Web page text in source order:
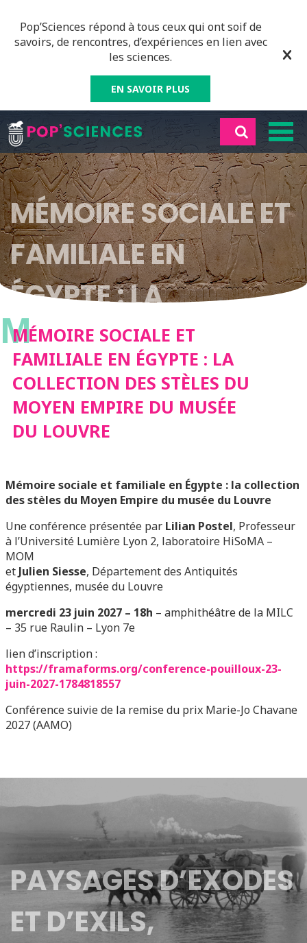
Pop’Sciences répond à tous ceux qui ont soif de
savoirs, de rencontres, d’expériences en lien avec
les sciences.
EN SAVOIR PLUS
MÉMOIRE SOCIALE ET
FAMILIALE EN
ÉGYPTE : LA
COLLECTION DES
STÈLES DU MOYEN
EMPIRE DU MUSÉE DU
M
MÉMOIRE SOCIALE ET
FAMILIALE EN ÉGYPTE : LA
COLLECTION DES STÈLES DU
MOYEN EMPIRE DU MUSÉE
DU LOUVRE
Mémoire sociale et familiale en Égypte : la collection
des stèles du Moyen Empire du musée du Louvre
Une conférence présentée par Lilian Postel, Professeur
à l’Université Lumière Lyon 2, laboratoire HiSoMA –
MOM
et Julien Siesse, Département des Antiquités
égyptiennes, musée du Louvre
mercredi 23 juin 2027 – 18h – amphithéâtre de la MILC
– 35 rue Raulin – Lyon 7e
lien d’inscription :
https://framaforms.org/conference-pouilloux-23-
juin-2027-1784818557
Conférence suivie de la remise du prix Marie-Jo Chavane
2027 (AAMO)
PAYSAGES D’EXODES
ET D’EXILS,